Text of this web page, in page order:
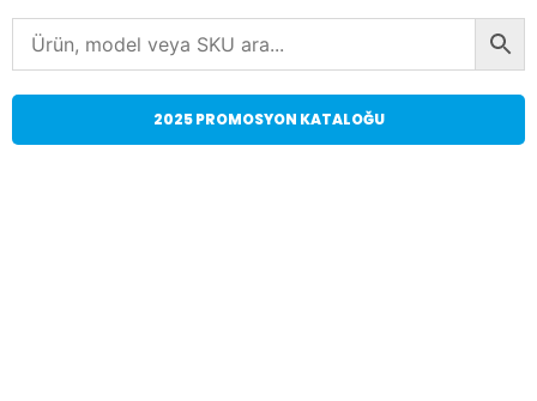
2025 PROMOSYON KATALOĞU